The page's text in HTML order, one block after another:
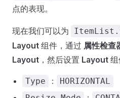
点的表现。
现在我们可以为
Layout 组件，通过 属性检查
Layout ，然后设置 Layout 组
Type ：
HORIZONTAL